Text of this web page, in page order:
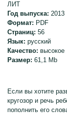
ЛИТ
Год выпуска: 2013
Формат: PDF
Страниц: 56
Язык: русский
Качество: высокое
Размер: 61,1 Mb
Если вы хотите
кругозор и речь
пополнить его